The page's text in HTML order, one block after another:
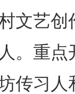
文艺
。重
传习